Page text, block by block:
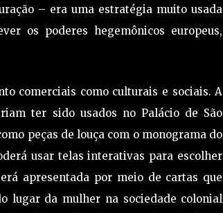
– era uma estratégia muito usada
os poderes hegemônicos europeus,
comerciais como culturais e sociais. A
ter sido usados no Palácio de São
peças de louça com o monograma do
usar telas interativas para escolher
apresentada por meio de cartas que
lugar da mulher na sociedade colonial